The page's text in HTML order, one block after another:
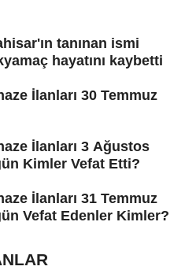
tanınan ismi
hayatını kaybetti
İlanları 30 Temmuz
İlanları 3 Ağustos
Kimler Vefat Etti?
İlanları 31 Temmuz
Vefat Edenler Kimler?